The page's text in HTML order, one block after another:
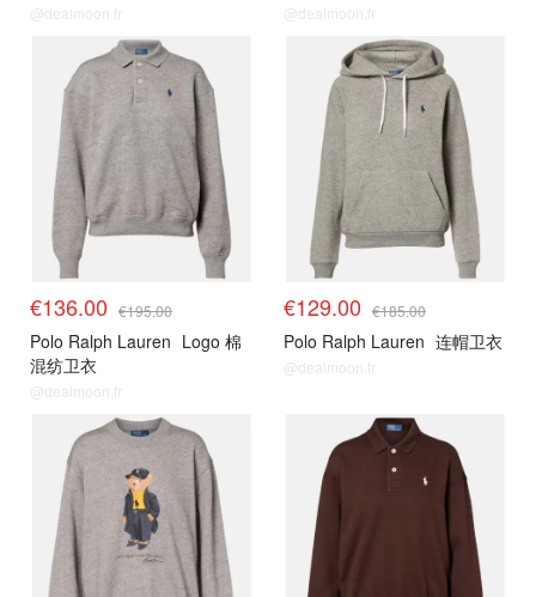
@dealmoon.fr @dealmoon.fr
€136.00 €195.00
Polo Ralph Lauren Logo 棉
混纺卫衣
@dealmoon.fr
€129.00 €185.00
Polo Ralph Lauren 连帽卫衣
@dealmoon.fr